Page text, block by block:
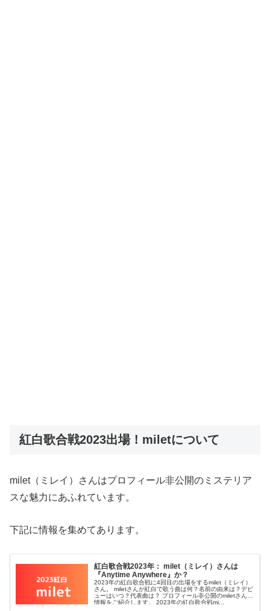
紅白歌合戦2023出場！miletについて
milet（ミレイ）さんはプロフィール非公開のミステリア
スな魅力にあふれています。
下記に情報を集めてあります。
紅白歌合戦2023年： milet（ミレイ）さんは
『Anytime Anywhere』か？
2023年の紅白歌合戦に4回目の出場をするmilet（ミレイ）
さん。 miletさんが紅白で歌う曲は何？名前の由来は？デビ
ューはいつ？代表曲は？ プロフィール非公開のmiletさんの
情報をご紹介します。 2023年の紅白歌合戦mi...